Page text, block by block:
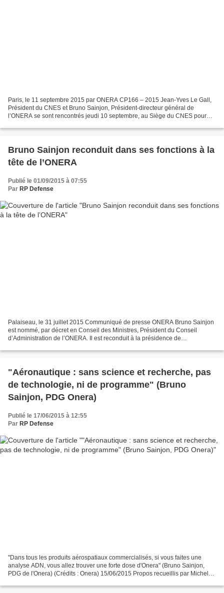
Paris, le 11 septembre 2015 par ONERA CP166 – 2015 Jean-Yves Le Gall,
Président du CNES et Bruno Sainjon, Président-directeur général de
l’ONERA se sont rencontrés jeudi 10 septembre, au Siège du CNES pour
Bruno Sainjon reconduit dans ses fonctions à la
tête de l’ONERA
Publié le 01/09/2015 à 07:55
Par RP Defense
Palaiseau, le 31 juillet 2015 Communiqué de presse ONERA Bruno Sainjon
est nommé, par décret en Conseil des Ministres, Président du Conseil
d’Administration de l’ONERA. Il est reconduit à la présidence de
"Aéronautique : sans science et recherche, pas
de technologie, ni de programme" (Bruno
Sainjon, PDG Onera)
Publié le 17/06/2015 à 12:55
Par RP Defense
"Dans tous les produits aérospatiaux commercialisés, si vous faites une
analyse ADN, vous allez trouver une forte dose d'Onera" (Bruno Sainjon,
PDG de l'Onera) (Crédits : Onera) 15/06/2015 Propos recueillis par Michel